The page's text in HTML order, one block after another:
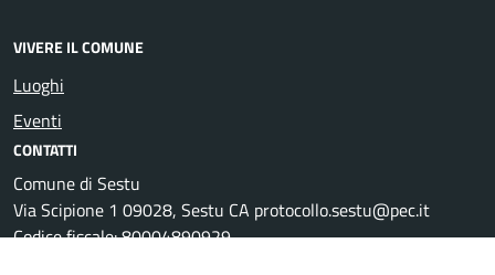
VIVERE IL COMUNE
Luoghi
Eventi
CONTATTI
Comune di Sestu
Via Scipione 1 09028, Sestu CA protocollo.sestu@pec.it
Codice fiscale: 80004890929